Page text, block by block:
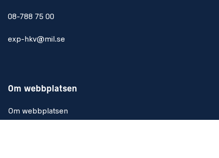
08-788 75 00
exp-hkv@mil.se
Om webbplatsen
Om webbplatsen